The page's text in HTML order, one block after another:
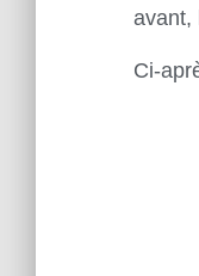
avant,
Ci-